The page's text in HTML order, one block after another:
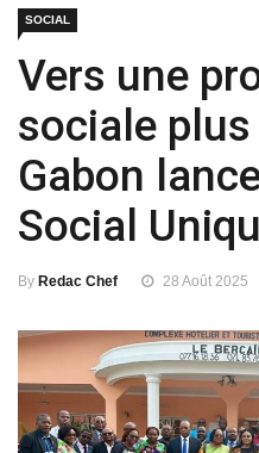
SOCIAL
Vers une
sociale
Gabon
Social
By Redac Chef 28 Août 2025